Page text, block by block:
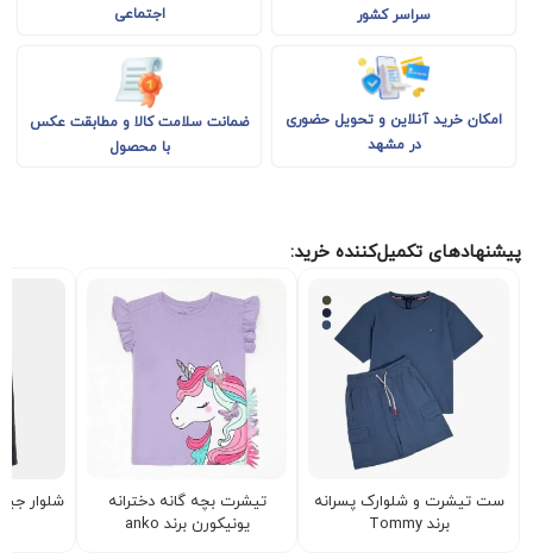
سراسر کشور
اجتماعی
امکان خرید آنلاین و تحویل حضوری
در مشهد
ضمانت سلامت کالا و مطابقت عکس
با محصول
پیشنهادهای تکمیل‌کننده خرید:
ست تیشرت و شلوارک پسرانه
برند Tommy
تیشرت بچه گانه دخترانه
یونیکورن برند anko
شلوار جین